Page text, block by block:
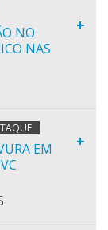
+
NO
NAS
+
EM